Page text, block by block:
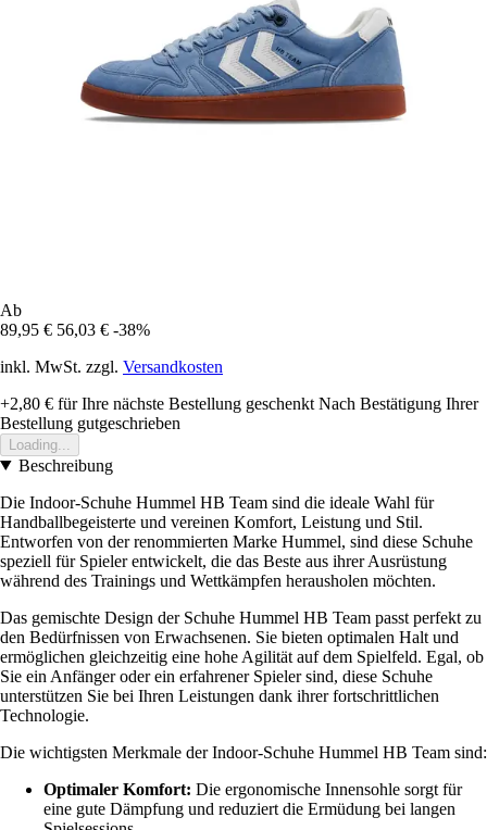
Ab
89,95 € 56,03 € -38%
inkl. MwSt. zzgl. Versandkosten
+2,80 € für Ihre nächste Bestellung geschenkt Nach Bestätigung Ihrer
Bestellung gutgeschrieben
Loading...
Beschreibung
Die Indoor-Schuhe Hummel HB Team sind die ideale Wahl für
Handballbegeisterte und vereinen Komfort, Leistung und Stil.
Entworfen von der renommierten Marke Hummel, sind diese Schuhe
speziell für Spieler entwickelt, die das Beste aus ihrer Ausrüstung
während des Trainings und Wettkämpfen herausholen möchten.
Das gemischte Design der Schuhe Hummel HB Team passt perfekt zu
den Bedürfnissen von Erwachsenen. Sie bieten optimalen Halt und
ermöglichen gleichzeitig eine hohe Agilität auf dem Spielfeld. Egal, ob
Sie ein Anfänger oder ein erfahrener Spieler sind, diese Schuhe
unterstützen Sie bei Ihren Leistungen dank ihrer fortschrittlichen
Technologie.
Die wichtigsten Merkmale der Indoor-Schuhe Hummel HB Team sind:
Optimaler Komfort: Die ergonomische Innensohle sorgt für
eine gute Dämpfung und reduziert die Ermüdung bei langen